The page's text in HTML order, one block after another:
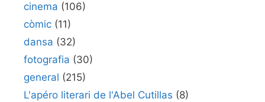
cinema (106)
còmic (11)
dansa (32)
fotografia (30)
general (215)
L'apéro literari de l'Abel Cutillas (8)